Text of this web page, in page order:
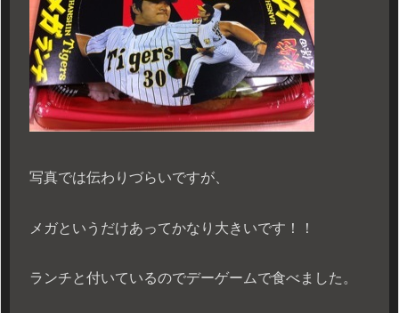
写真では伝わりづらいですが、
メガというだけあってかなり大きいです！！
ランチと付いているのでデーゲームで食べました。